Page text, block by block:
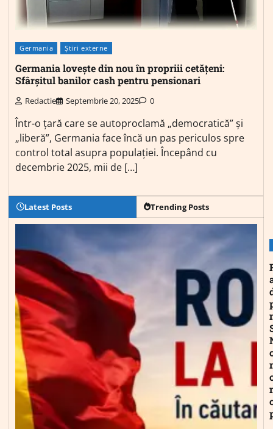
Germania Știri externe
Germania lovește din nou în propriii cetățeni:
Sfârșitul banilor cash pentru pensionari
Redactie Septembrie 20, 2025 0
Într-o țară care se autoproclamă „democratică” și
„liberă”, Germania face încă un pas periculos spre
control total asupra populației. Începând cu
decembrie 2025, mii de […]
Latest Posts Trending Posts